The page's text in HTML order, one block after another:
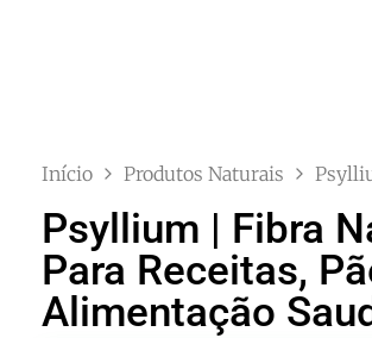
Início Produtos Naturais
Psyllium | Fibra
Para Receitas,
Alimentação